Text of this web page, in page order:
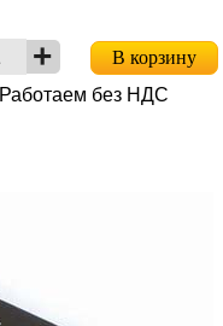
В корзину
Работаем без НДС